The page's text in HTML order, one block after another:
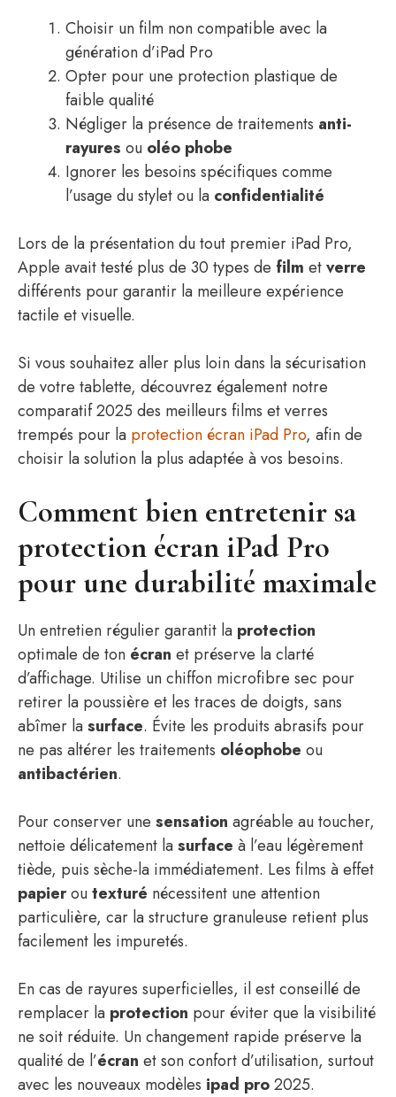
Choisir un film non compatible avec la
génération d’iPad Pro
Opter pour une protection plastique de
faible qualité
Négliger la présence de traitements anti-
rayures ou oléo phobe
Ignorer les besoins spécifiques comme
l’usage du stylet ou la confidentialité
Lors de la présentation du tout premier iPad Pro,
Apple avait testé plus de 30 types de film etverre
différents pour garantir la meilleure expérience
tactile et visuelle.
Si vous souhaitez aller plus loin dans la sécurisation
de votre tablette, découvrez également notre
comparatif 2025 des meilleurs films et verres
trempés pour la protection écran iPad Pro, afin de
choisir la solution la plus adaptée à vos besoins.
Comment bien entretenir sa
protection écran iPad Pro
pour une durabilité maximale
Un entretien régulier garantit la protection
optimale de ton écran et préserve la clarté
d’affichage. Utilise un chiffon microfibre sec pour
retirer la poussière et les traces de doigts, sans
abîmer lasurface. Évite les produits abrasifs pour
ne pas altérer les traitements oléophobe ou
antibactérien.
Pour conserver une sensation agréable au toucher,
nettoie délicatement lasurface à l’eau légèrement
tiède, puis sèche-la immédiatement. Les films à effet
papieroutexturé nécessitent une attention
particulière, car la structure granuleuse retient plus
facilement les impuretés.
En cas de rayures superficielles, il est conseillé de
remplacer la protection pour éviter que la visibilité
ne soit réduite. Un changement rapide préserve la
qualité de l’écran et son confort d’utilisation, surtout
avec les nouveaux modèles ipad pro2025.